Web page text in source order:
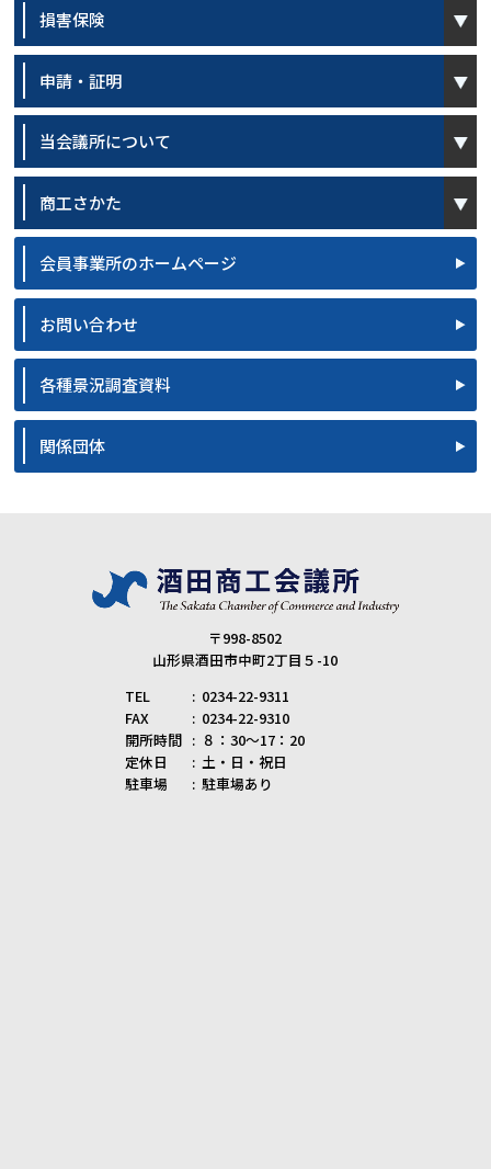
損害保険
申請・証明
当会議所について
商工さかた
会員事業所のホームページ
お問い合わせ
各種景況調査資料
関係団体
〒998-8502
山形県酒田市中町2丁目５-10
TEL
0234-22-9311
FAX
0234-22-9310
開所時間
８：30～17：20
定休日
土・日・祝日
駐車場
駐車場あり